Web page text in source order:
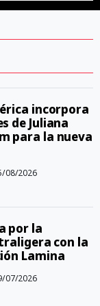
incorpora
de Juliana
para la nueva
08/2026
por la
con la
Lamina
07/2026